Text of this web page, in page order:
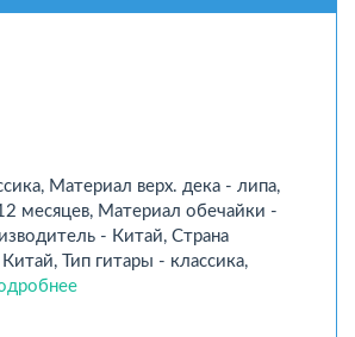
Материал верх. дека - липа,
месяцев, Материал обечайки -
- Китай, Страна
Тип гитары - классика,